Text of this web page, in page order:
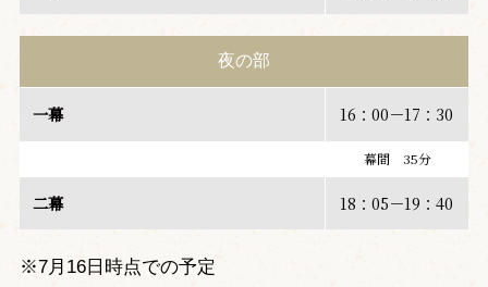
夜の部
一幕 16：00－17：30
幕間 35分
二幕 18：05－19：40
※7月16日時点での予定